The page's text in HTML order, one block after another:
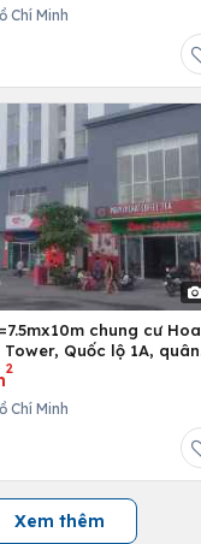
Chí Minh
chung cư Hoa
Quốc lộ 1A, quân
Minh, Việt Nam
2
Chí Minh
Xem thêm